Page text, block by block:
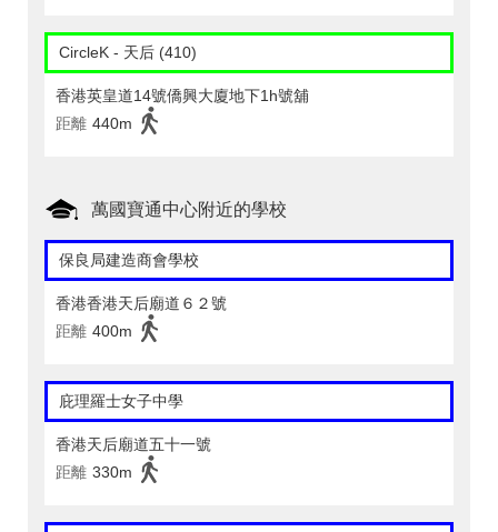
CircleK - 天后 (410)
香港英皇道14號僑興大廈地下1h號舖
距離 440m
萬國寶通中心附近的學校
保良局建造商會學校
香港香港天后廟道６２號
距離 400m
庇理羅士女子中學
香港天后廟道五十一號
距離 330m